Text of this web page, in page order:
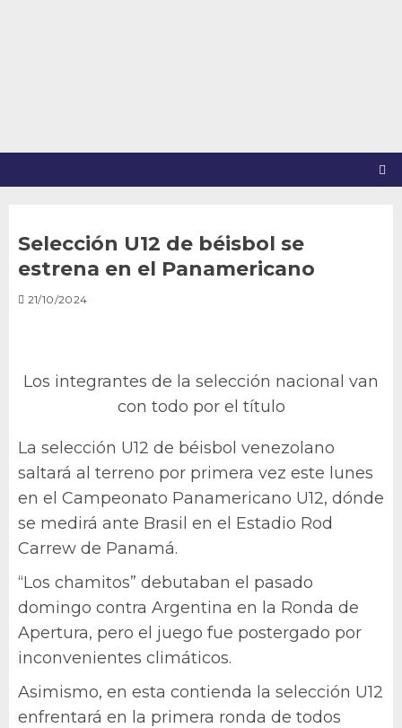
Selección U12 de béisbol se
estrena en el Panamericano
21/10/2024
Los integrantes de la selección nacional van
con todo por el título
La selección U12 de béisbol venezolano
saltará al terreno por primera vez este lunes
en el Campeonato Panamericano U12, dónde
se medirá ante Brasil en el Estadio Rod
Carrew de Panamá.
“Los chamitos” debutaban el pasado
domingo contra Argentina en la Ronda de
Apertura, pero el juego fue postergado por
inconvenientes climáticos.
Asimismo, en esta contienda la selección U12
enfrentará en la primera ronda de todos